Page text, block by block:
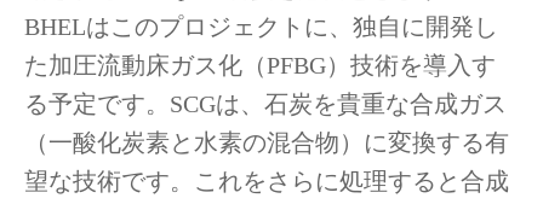
BHELはこのプロジェクトに、独自に開発し
た加圧流動床ガス化（PFBG）技術を導入す
る予定です。SCGは、石炭を貴重な合成ガス
（一酸化炭素と水素の混合物）に変換する有
望な技術です。これをさらに処理すると合成